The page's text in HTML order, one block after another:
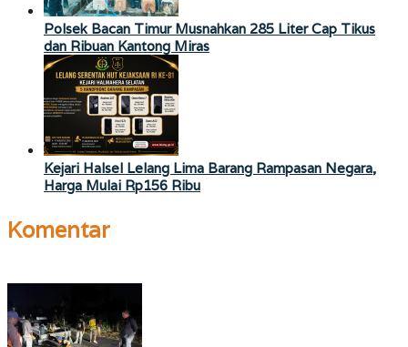
Polsek Bacan Timur Musnahkan 285 Liter Cap Tikus
dan Ribuan Kantong Miras
Kejari Halsel Lelang Lima Barang Rampasan Negara,
Harga Mulai Rp156 Ribu
Komentar